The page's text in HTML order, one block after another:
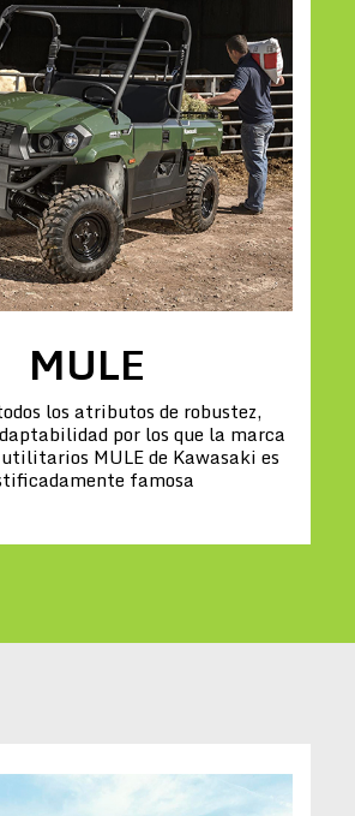
MULE
los atributos de robustez,
por los que la marca
MULE de Kawasaki es
famosa